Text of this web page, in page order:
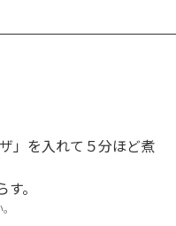
」を入れて５分ほど煮
。